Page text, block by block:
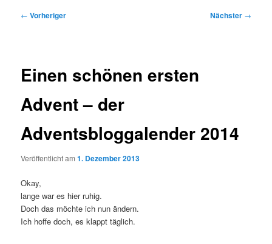
Beitragsnavigation
← Vorheriger Nächster →
Einen schönen ersten
Advent – der
Adventsbloggalender 2014
Veröffentlicht am1. Dezember 2013
Okay,
lange war es hier ruhig.
Doch das möchte ich nun ändern.
Ich hoffe doch, es klappt täglich.